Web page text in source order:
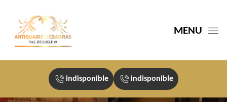
MENU
indisponible indisponible